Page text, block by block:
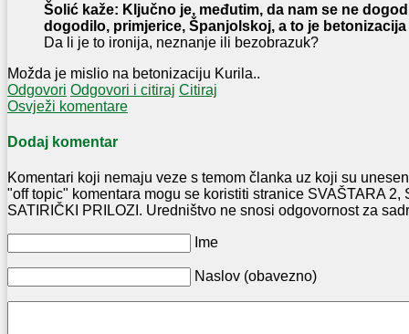
Šolić kaže: Ključno je, međutim, da nam se ne
dogodilo, primjerice, Španjolskoj, a to je betonizacija
Da li je to ironija, neznanje ili bezobrazuk?
Možda je mislio na betonizaciju Kurila..
Odgovori Odgovori i citiraj Citiraj
Osvježi komentare
Dodaj komentar
Komentari koji nemaju veze s temom članka uz koji su
"off topic" komentara mogu se koristiti stranice SVAŠTARA 2,
SATIRIČKI PRILOZI. Uredništvo ne snosi odgovornost za
Ime
Naslov (obavezno)